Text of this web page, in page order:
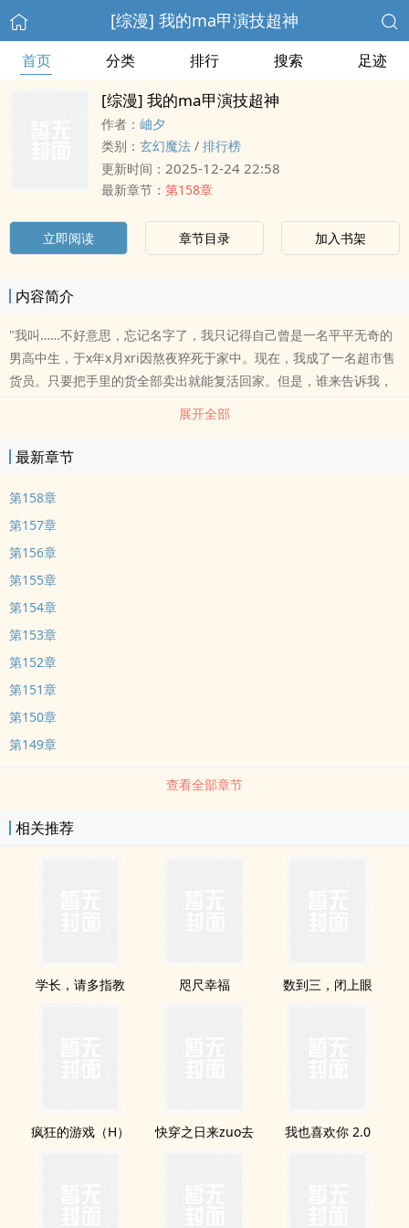
[综漫] 我的ma甲演技超神
首页 分类 排行 搜索 足迹
[综漫] 我的ma甲演技超神
作者： 岫夕
类别： 玄幻魔法 / 排行榜
更新时间： 2025-12-24 22:58
最新章节： 第158章
立即阅读 章节目录 加入书架
内容简介
"我叫……不好意思，忘记名字了，我只记得自己曾是一名平平无奇的
男高中生，于x年x月xri因熬夜猝死于家中。现在，我成了一名超市售
货员。只要把手里的货全部卖出就能复活回家。但是，谁来告诉我，
货架..如果您认为《[综漫] 我的ma甲演技超神》写得不错，请给您的
展开全部
最新章节
第158章
第157章
第156章
第155章
第154章
第153章
第152章
第151章
第150章
第149章
查看全部章节
相关推荐
学长，请多指教 咫尺幸福 数到三，闭上眼
疯狂的游戏（H） 快穿之日来zuo去 我也喜欢你 2.0